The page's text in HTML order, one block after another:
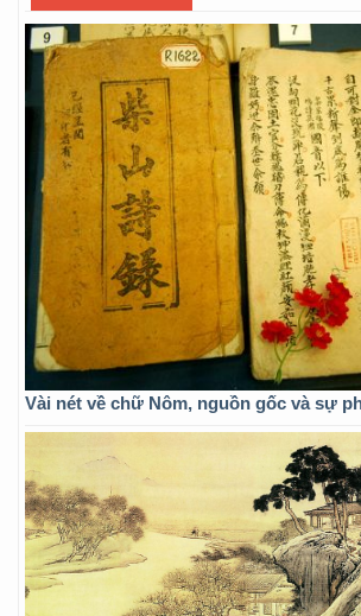
Vài nét về chữ Nôm, nguồn gốc và sự